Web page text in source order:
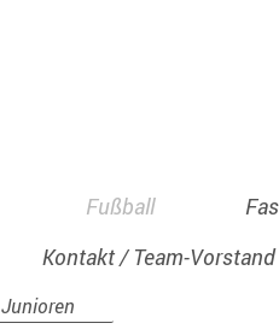
Fußball
Kontakt / Team-Vorstand
Junioren